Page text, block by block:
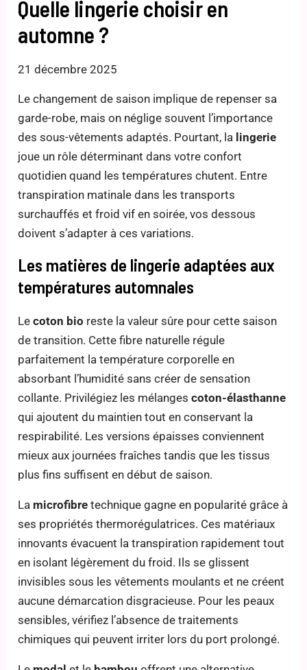
Quelle lingerie choisir en
automne ?
21 décembre 2025
Le changement de saison implique de repenser sa
garde-robe, mais on néglige souvent l’importance
des sous-vêtements adaptés. Pourtant, la lingerie
joue un rôle déterminant dans votre confort
quotidien quand les températures chutent. Entre
transpiration matinale dans les transports
surchauffés et froid vif en soirée, vos dessous
doivent s’adapter à ces variations.
Les matières de lingerie adaptées aux
températures automnales
Lecoton bio reste la valeur sûre pour cette saison
de transition. Cette fibre naturelle régule
parfaitement la température corporelle en
absorbant l’humidité sans créer de sensation
collante. Privilégiez les mélanges coton-élasthanne
qui ajoutent du maintien tout en conservant la
respirabilité. Les versions épaisses conviennent
mieux aux journées fraîches tandis que les tissus
plus fins suffisent en début de saison.
La microfibre technique gagne en popularité grâce à
ses propriétés thermorégulatrices. Ces matériaux
innovants évacuent la transpiration rapidement tout
en isolant légèrement du froid. Ils se glissent
invisibles sous les vêtements moulants et ne créent
aucune démarcation disgracieuse. Pour les peaux
sensibles, vérifiez l’absence de traitements
chimiques qui peuvent irriter lors du port prolongé.